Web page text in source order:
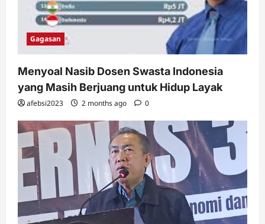
Gagasan
Menyoal Nasib Dosen Swasta Indonesia
yang Masih Berjuang untuk Hidup Layak
afebsi2023 2 months ago 0